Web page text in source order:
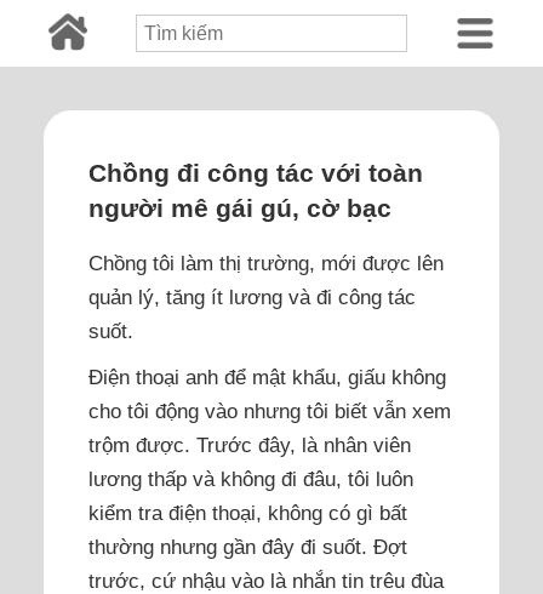
Chồng đi công tác với toàn
người mê gái gú, cờ bạc
Chồng tôi làm thị trường, mới được lên
quản lý, tăng ít lương và đi công tác
suốt.
Điện thoại anh để mật khẩu, giấu không
cho tôi động vào nhưng tôi biết vẫn xem
trộm được. Trước đây, là nhân viên
lương thấp và không đi đâu, tôi luôn
kiểm tra điện thoại, không có gì bất
thường nhưng gần đây đi suốt. Đợt
trước, cứ nhậu vào là nhắn tin trêu đùa